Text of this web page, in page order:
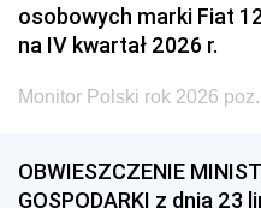
osobowych marki Fiat
na IV kwartał 2026 r.
Monitor Polski rok 2026
OBWIESZCZENIE
GOSPODARKI z dnia 23